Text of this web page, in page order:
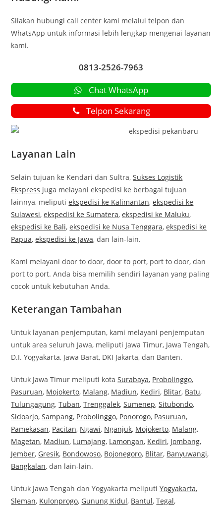
Silakan hubungi call center kami melalui telpon dan
WhatsApp untuk informasi lebih lengkap mengenai layanan
kami.
0813-2526-7963
Chat WhatsApp
Telpon Sekarang
Layanan Lain
Selain tujuan ke Kendari dan Sultra,Sukses Logistik
Ekspress juga melayani ekspedisi ke berbagai tujuan
lainnya, meliputiekspedisi ke Kalimantan,ekspedisi ke
Sulawesi,ekspedisi ke Sumatera,ekspedisi ke Maluku,
ekspedisi ke Bali,ekspedisi ke Nusa Tenggara,ekspedisi ke
Papua,ekspedisi ke Jawa, dan lain-lain.
Kami melayani door to door, door to port, port to door, dan
port to port. Anda bisa memilih sendiri layanan yang paling
cocok untuk kebutuhan Anda.
Keterangan Tambahan
Untuk layanan penjemputan, kami melayani penjemputan
untuk area seluruh Jawa, meliputi Jawa Timur, Jawa Tengah,
D.I. Yogyakarta, Jawa Barat, DKI Jakarta, dan Banten.
Untuk Jawa Timur meliputi kotaSurabaya, Probolinggo,
Pasuruan, Mojokerto, Malang, Madiun, Kediri, Blitar, Batu,
Tulungagung,Tuban,Trenggalek,Sumenep,Situbondo,
Sidoarjo,Sampang, Probolinggo, Ponorogo, Pasuruan,
Pamekasan, Pacitan, Ngawi, Nganjuk, Mojokerto, Malang,
Magetan, Madiun, Lumajang, Lamongan, Kediri, Jombang,
Jember, Gresik, Bondowoso, Bojonegoro, Blitar, Banyuwangi,
Bangkalan, dan lain-lain.
Untuk Jawa Tengah dan Yogyakarta meliputiYogyakarta,
Sleman, Kulonprogo, Gunung Kidul, Bantul,Tegal,